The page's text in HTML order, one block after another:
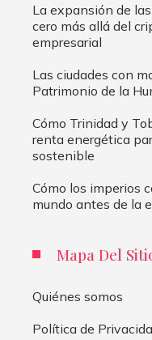
La expansión de
cero más allá del
empresarial
Las ciudades con
Patrimonio de la
Cómo Trinidad y
renta energética
sostenible
Cómo los imperios
mundo antes de la
Mapa Del
Quiénes somos
Política de